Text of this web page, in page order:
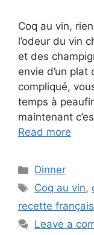
Coq au vin,
l’odeur du vin
et des
envie d’un
compliqué,
temps à
maintenant
Read more
Categories
Dinner
Tags
Coq au vin,
recette
Leave a